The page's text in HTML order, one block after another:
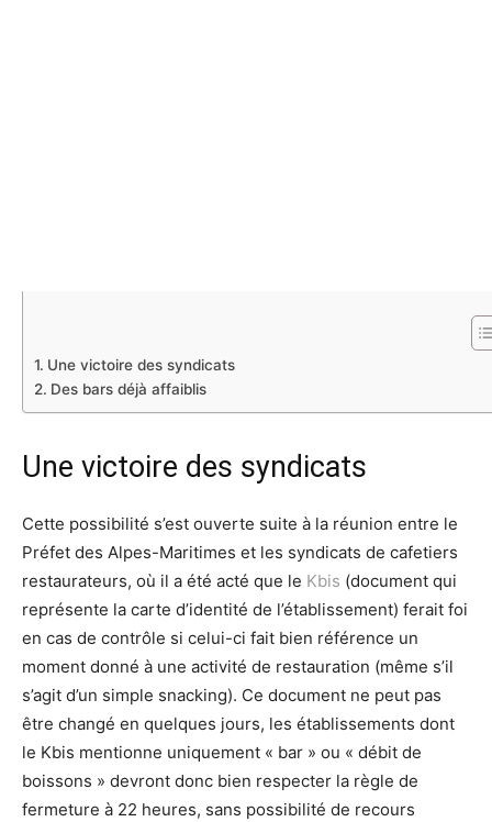
Une victoire des syndicats
Des bars déjà affaiblis
Une victoire des syndicats
Cette possibilité s’est ouverte suite à la réunion entre le
Préfet des Alpes-Maritimes et les syndicats de cafetiers
restaurateurs, où il a été acté que le Kbis (document qui
représente la carte d’identité de l’établissement) ferait foi
en cas de contrôle si celui-ci fait bien référence un
moment donné à une activité de restauration (même s’il
s’agit d’un simple snacking). Ce document ne peut pas
être changé en quelques jours, les établissements dont
le Kbis mentionne uniquement « bar » ou « débit de
boissons » devront donc bien respecter la règle de
fermeture à 22 heures, sans possibilité de recours